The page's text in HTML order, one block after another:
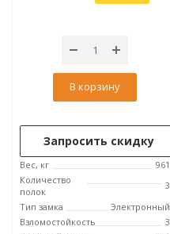
В корзину
Запросить скидку
Вес, кг
961
Количество
полок
3
Тип замка
Электронный
Взломостойкость
3